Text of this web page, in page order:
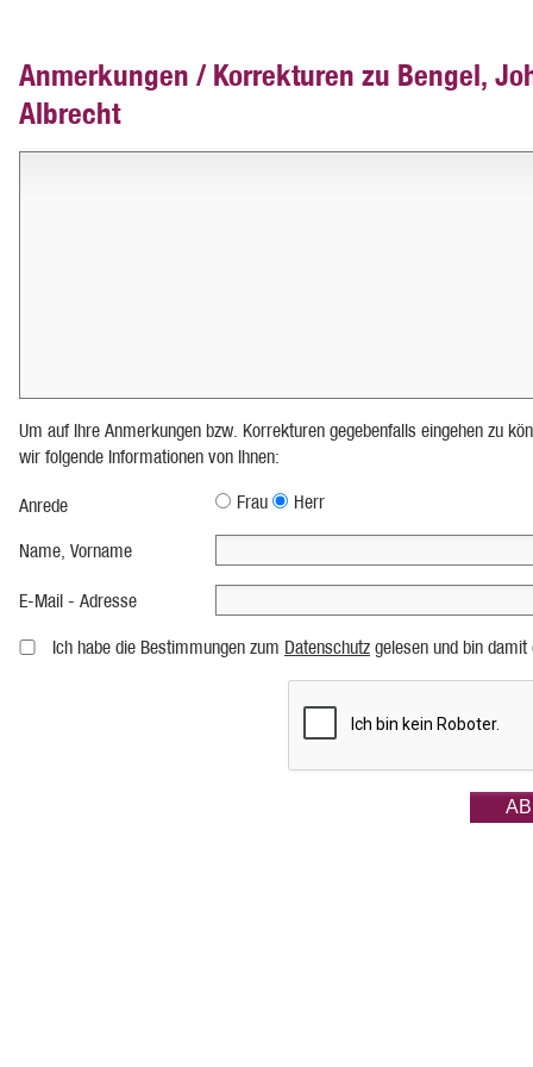
Anmerkungen / Korrekturen zu Bengel,
Albrecht
Um auf Ihre Anmerkungen bzw. Korrekturen gegebenfalls eingehen zu
wir folgende Informationen von Ihnen:
Anrede Frau Herr
Name, Vorname
E-Mail - Adresse
Ich habe die Bestimmungen zum Datenschutz gelesen und bin